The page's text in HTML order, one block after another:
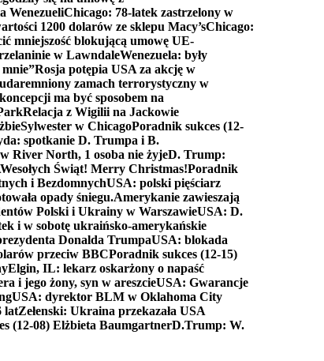
WenezueliChicago: 78-latek zastrzelony w
1200 dolarów ze sklepu Macy’sChicago:
mniejszość blokującą umowę UE-
w LawndaleWenezuela: były
Rosja potępia USA za akcję w
zamach terrorystyczny w
ma być sposobem na
Relacja z Wigilii na Jackowie
Sylwester w ChicagoPoradnik sukces (12-
spotkanie D. Trumpa i B.
River North, 1 osoba nie żyjeD. Trump:
Wesołych Świąt! Merry Christmas!Poradnik
i BezdomnychUSA: polski pięściarz
opady śniegu.Amerykanie zawieszają
Polski i Ukrainy w WarszawieUSA: D.
i w sobotę ukraińsko-amerykańskie
Donalda TrumpaUSA: blokada
przeciw BBCPoradnik sukces (12-15)
Elgin, IL: lekarz oskarżony o napaść
i jego żony, syn w areszcieUSA: Gwarancje
USA: dyrektor BLM w Oklahoma City
latZełenski: Ukraina przekazała USA
(12-08) Elżbieta BaumgartnerD.Trump: W.